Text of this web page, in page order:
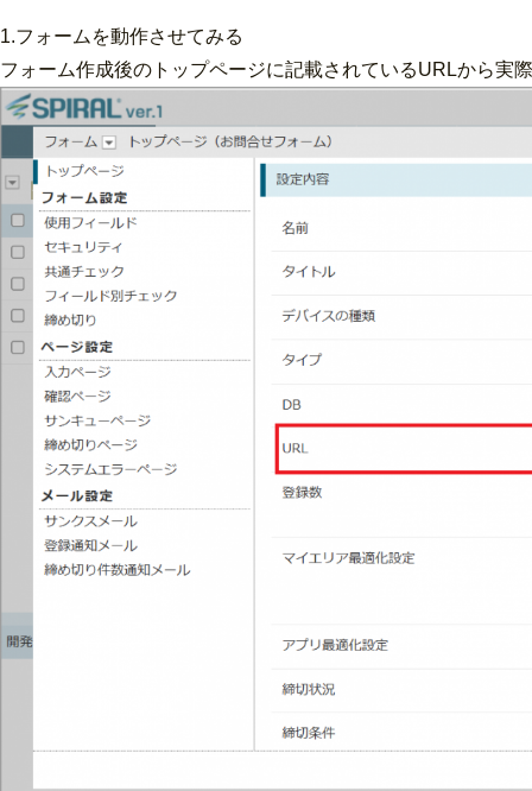
1.フォームを動作させてみる
フォーム作成後のトップページに記載されているURLから実